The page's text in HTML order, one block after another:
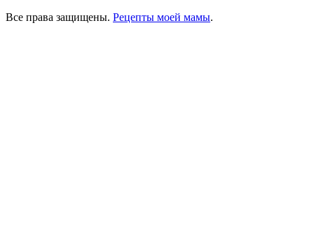
Все права защищены. Рецепты моей мамы.